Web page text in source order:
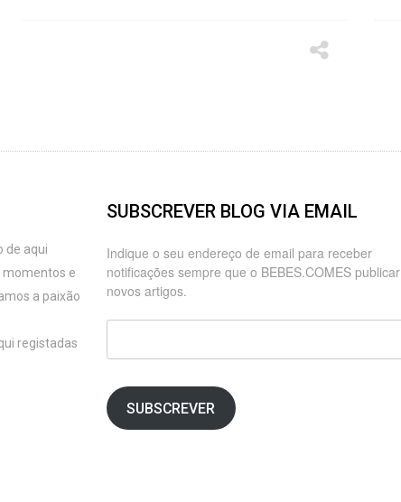
de aqui
momentos e
a paixão
registadas
SUBSCREVER BLOG VIA EMAIL
Indique o seu endereço de email para receber
notificações sempre que o BEBES.COMES publicar
novos artigos.
SUBSCREVER